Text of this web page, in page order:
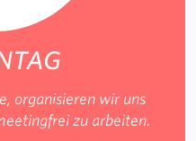
organisieren wir uns
zu arbeiten.